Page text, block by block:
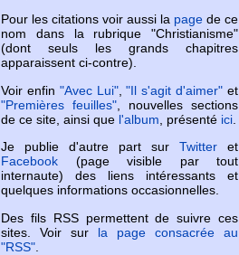
Pour les citations voir aussi la page de ce
nom dans la rubrique "Christianisme"
(dont seuls les grands chapitres
apparaissent ci-contre).
Voir enfin "Avec Lui","Il s'agit d'aimer" et
"Premières feuilles" , nouvelles sections
de ce site, ainsi que l'album , présenté ici
Je publie d'autre part sur Twitter et
Facebook (page visible par tout
internaute) des liens intéressants et
quelques informations occasionnelles.
Des fils RSS permettent de suivre ces
sites. Voir sur la page consacrée au
"RSS"